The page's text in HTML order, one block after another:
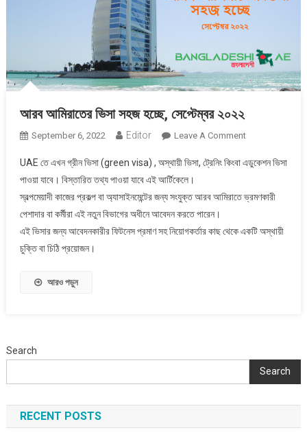
আরব আমিরাতের ভিসা সহজ হচ্ছে, সেপ্টেম্বর ২০২২
September 6, 2022 Editor Leave A CommentOn
আমিরাতের
সহজ
সেপ্টেম্বর
UAE তে এখন গ্রীন ভিসা (green visa) , অস্থায়ী ভিসা, ট্রেনিং কিংবা এডুকেশন ভিসা
পাওয়া যাবে। বিস্তারিত তথ্য পাওয়া যাবে এই আর্টিকেলে।
স্বল্পমেয়াদী কাজের প্রকল্প বা অ্যাসাইনমেন্টের জন্য সংযুক্ত আরব আমিরাতে ভ্রমণকারী
পেশাদার বা কর্মীরা এই নতুন বিভাগের অধীনে আবেদন করতে পারেন।
এই ভিসার জন্য আবেদনকারীর ফিটনেস প্রমাণ সহ নিয়োগকর্তার কাছ থেকে একটি অস্থায়ী
চুক্তি বা চিঠি প্রয়োজন।
আরও পড়ুন
Search
Search
RECENT POSTS